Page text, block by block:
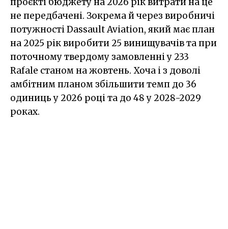
не передбачені. Зокрема й через виробничі
потужності Dassault Aviation, який має план
на 2025 рік виробити 25 винищувачів та при
поточному твердому замовленні у 233
Rafale станом на жовтень. Хоча і з доволі
амбітним планом збільшити темп до 36
одиниць у 2026 році та до 48 у 2028-2029
роках.